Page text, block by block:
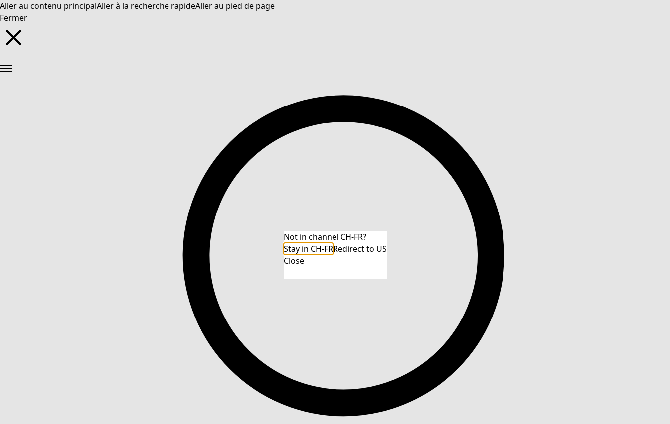
Aller au contenu principalAller à la recherche rapideAller au pied de page
Fermer
Not in channel CH-FR?
Stay in CH-FRRedirect to US
Close